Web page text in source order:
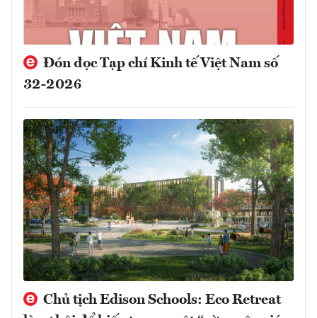
Đón đọc Tạp chí Kinh tế Việt Nam số
32-2026
Chủ tịch Edison Schools: Eco Retreat